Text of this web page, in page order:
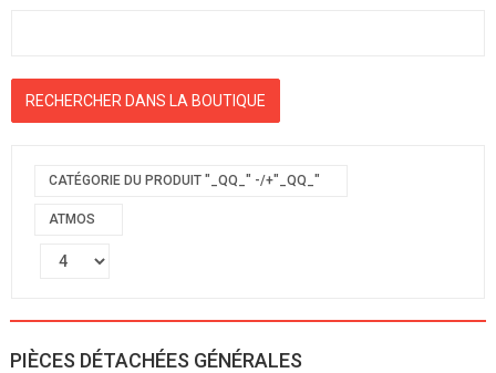
CATÉGORIE DU PRODUIT "_QQ_" -/+"_QQ_"
ATMOS
PIÈCES DÉTACHÉES GÉNÉRALES